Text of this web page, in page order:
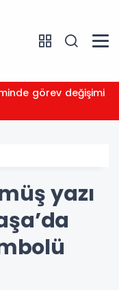
görev değişimi
yazı